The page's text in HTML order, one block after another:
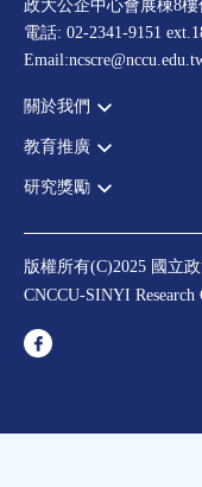
政大公企中心會展棟8
電話: 02-2341-9151
關於我們
宗旨願景
設置辦法
指導委員
中心成員
聯絡我們
教育推廣
全部活動
理財規劃講座
不動產學程支援
研究獎勵
住宅學會論文獎支援
都市計劃學會論文獎支
版權所有(C)2025 國立
CNCCU-SINYI Research